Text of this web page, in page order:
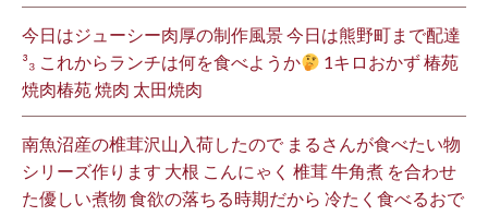
今日はジューシー肉厚の制作風景 今日は熊野町まで配達
³₃ これからランチは何を食べようか
1キロおかず 椿苑
焼肉椿苑 焼肉 太田焼肉
南魚沼産の椎茸沢山入荷したので まるさんが食べたい物
シリーズ作ります 大根 こんにゃく 椎茸 牛角煮 を合わせ
た優しい煮物 食欲の落ちる時期だから 冷たく食べるおで